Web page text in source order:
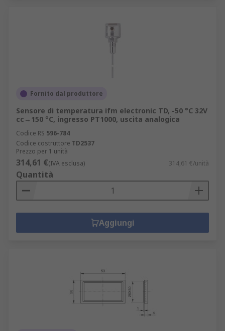
Fornito dal produttore
Sensore di temperatura ifm electronic TD, -50 °C 32V
cc→150 °C, ingresso PT1000, uscita analogica
Codice RS 596-784
Codice costruttore TD2537
Prezzo per 1 unità
314,61 €(IVA esclusa) 314,61 €/unità
Quantità
Aggiungi